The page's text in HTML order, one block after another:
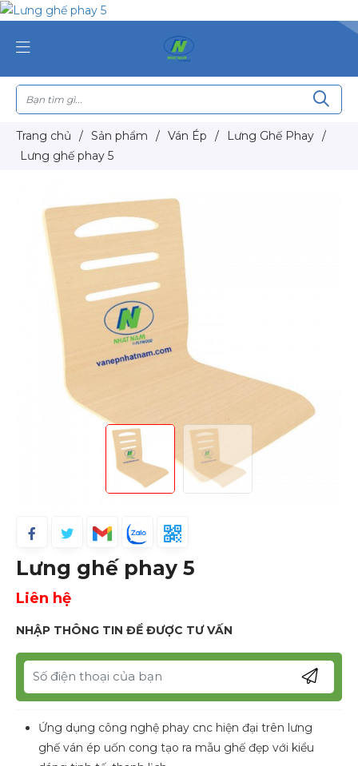
Trang chủ / Sản phẩm / Ván Ép / Lưng Ghế Phay /
Lưng ghế phay 5
Lưng ghế phay 5
Liên hệ
NHẬP THÔNG TIN ĐỂ ĐƯỢC TƯ VẤN
Ứng dụng công nghệ phay cnc hiện đại trên lưng
ghế ván ép uốn cong tạo ra mẫu ghế đẹp với kiểu